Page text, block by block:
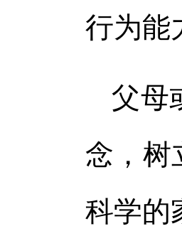
行为能
父母
念，树
科学的